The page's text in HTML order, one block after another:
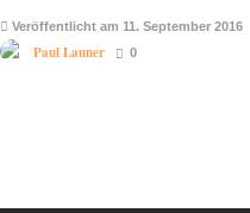
Veröffentlicht am 11. September 2016
Paul Launer 0